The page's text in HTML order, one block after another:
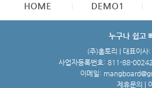
HOME DEMO1
누구나 쉽고
(주)홈토리 | 대표이
사업자등록번호: 811-88-
이메일:
제휴문의